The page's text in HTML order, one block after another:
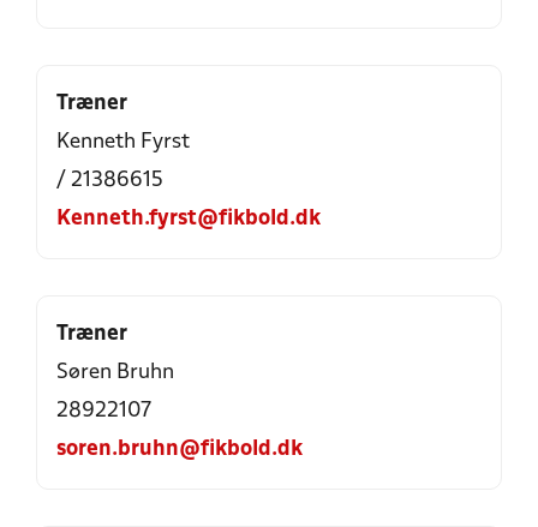
Træner
Kenneth Fyrst
/ 21386615
Kenneth.fyrst@fikbold.dk
Træner
Søren Bruhn
28922107
soren.bruhn@fikbold.dk